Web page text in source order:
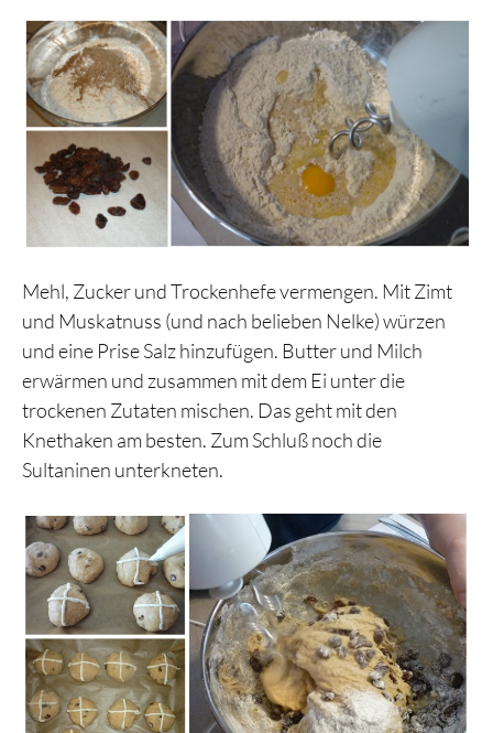
Mehl, Zucker und Trockenhefe vermengen. Mit Zimt
und Muskatnuss (und nach belieben Nelke) würzen
und eine Prise Salz hinzufügen. Butter und Milch
erwärmen und zusammen mit dem Ei unter die
trockenen Zutaten mischen. Das geht mit den
Knethaken am besten. Zum Schluß noch die
Sultaninen unterkneten.